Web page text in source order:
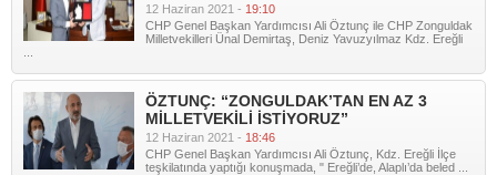
12 Haziran 2021 - 19:10
CHP Genel Başkan Yardımcısı Ali Öztunç ile CHP Zonguldak
Milletvekilleri Ünal Demirtaş, Deniz Yavuzyılmaz Kdz. Ereğli
ÖZTUNÇ: “ZONGULDAK’TAN EN AZ 3
MİLLETVEKİLİ İSTİYORUZ”
12 Haziran 2021 - 18:46
CHP Genel Başkan Yardımcısı Ali Öztunç, Kdz. Ereğli İlçe
teşkilatında yaptığı konuşmada, " Ereğli’de, Alaplı’da beled ...